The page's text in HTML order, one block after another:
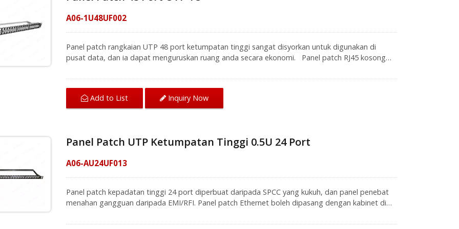
A06-1U48UF002
Panel patch rangkaian UTP 48 port ketumpatan tinggi sangat disyorkan untuk digunakan di
pusat data, dan ia dapat menguruskan ruang anda secara ekonomi. Panel patch RJ45 kosong
dengan penyesuai multimedia seperti USB, HDMI, audio dan video. Panel patch UTP adalah
cara yang lebih jelas dan teratur untuk mengenal pasti isyarat dan memudahkan penyelesaian
masalah teknikal. Pasukan profesional kami berbesar hati untuk menyediakan pelan pendawaian
lengkap, hubungi kami untuk mendapatkan perancangan pendawaian yang disesuaikan.
Add to List Inquiry Now
Panel Patch UTP Ketumpatan Tinggi 0.5U 24 Port
A06-AU24UF013
Panel patch kepadatan tinggi 24 port diperbuat daripada SPCC yang kukuh, dan panel penebat
menahan gangguan daripada EMI/RFI. Panel patch Ethernet boleh dipasang dengan kabinet di
ruang secara ekonomi. Dalam persekitaran kabel, panel patch 24 port adalah cara pintar untuk